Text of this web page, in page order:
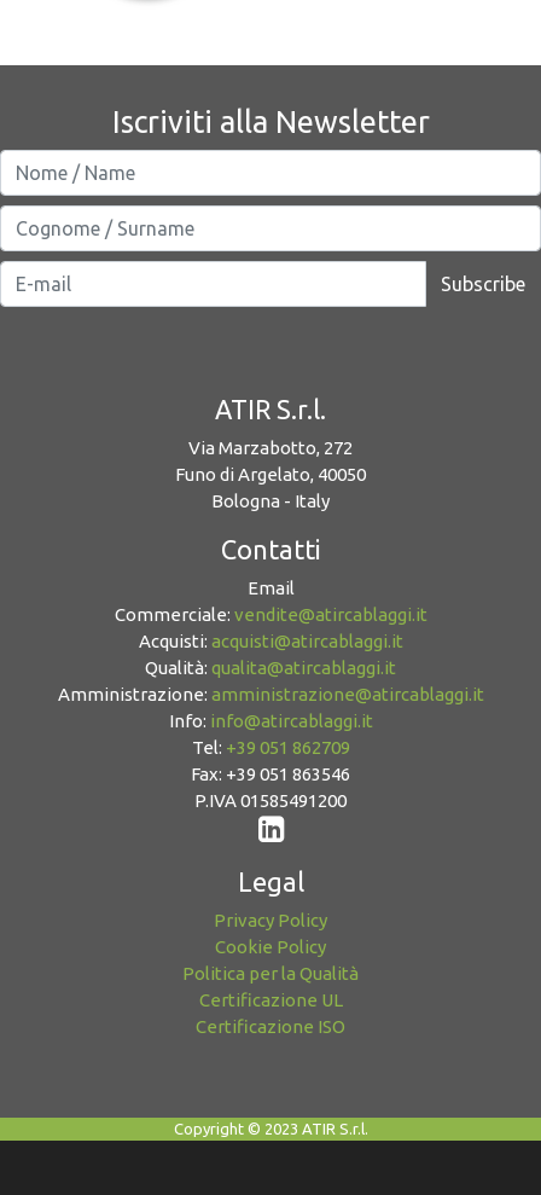
Iscriviti alla Newsletter
Subscribe
ATIR S.r.l.
Via Marzabotto, 272
Funo di Argelato, 40050
Bologna - Italy
Contatti
Email
Commerciale: vendite@atircablaggi.it
Acquisti: acquisti@atircablaggi.it
Qualità: qualita@atircablaggi.it
Amministrazione: amministrazione@atircablaggi.it
Info: info@atircablaggi.it
Tel: +39 051 862709
Fax: +39 051 863546
P.IVA 01585491200
Legal
Privacy Policy
Cookie Policy
Politica per la Qualità
Certificazione UL
Certificazione ISO
Copyright © 2023 ATIR S.r.l.